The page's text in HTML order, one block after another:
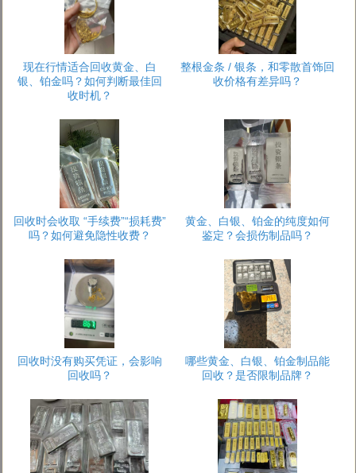
现在行情适合回收黄金、白
银、铂金吗？如何判断最佳回
收时机？
整根金条 / 银条，和零散首饰回
收价格有差异吗？
回收时会收取 “手续费”“损耗费”
吗？如何避免隐性收费？
黄金、白银、铂金的纯度如何
鉴定？会损伤制品吗？
回收时没有购买凭证，会影响
回收吗？
哪些黄金、白银、铂金制品能
回收？是否限制品牌？